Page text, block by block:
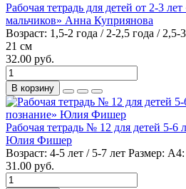
Рабочая тетрадь для детей от 2-3
мальчиков» Анна Куприянова
Возраст: 1,5-2 года / 2-2,5 года / 2,5-
21 см
32.00 руб.
В корзину
Рабочая тетрадь № 12 для детей 5-6
Юлия Фишер
Возраст: 4-5 лет / 5-7 лет Размер: А4:
31.00 руб.